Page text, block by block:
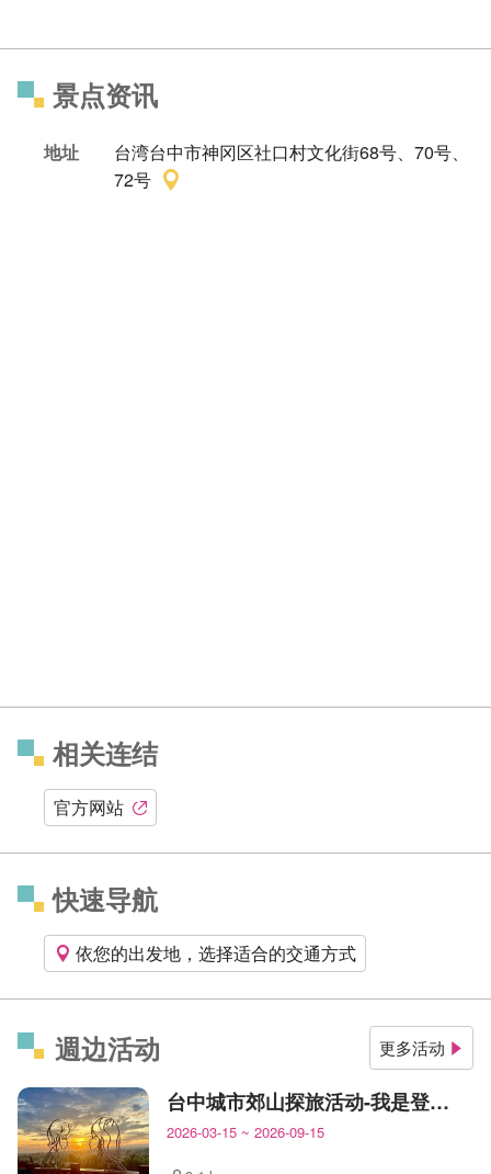
景点资讯
地址
台湾台中市神冈区社口村文化街68号、70号、
72号
相关连结
官方网站
快速导航
依您的出发地，选择适合的交通方式
週边活动 更多活动
台中城市郊山探旅活动-我是登山王
2026-03-15 ~ 2026-09-15